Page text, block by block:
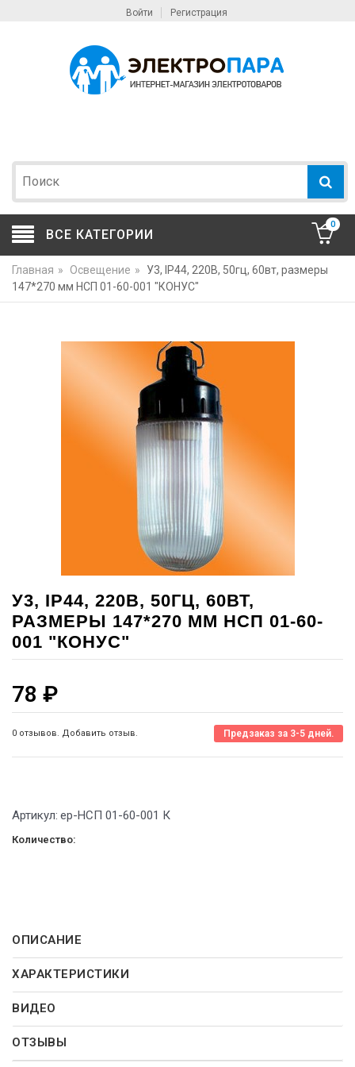
Войти Регистрация
ВСЕ КАТЕГОРИИ
0
Главная » Освещение »
У3, IP44, 220В, 50гц, 60вт, размеры
147*270 мм НСП 01-60-001 "КОНУС"
У3, IP44, 220В, 50ГЦ, 60ВТ,
РАЗМЕРЫ 147*270 ММ НСП 01-60-
001 "КОНУС"
78 ₽
0 отзывов. Добавить отзыв. Предзаказ за 3-5 дней.
Артикул: ep-НСП 01-60-001 К
Количество:
ОПИСАНИЕ
ХАРАКТЕРИСТИКИ
ВИДЕО
ОТЗЫВЫ